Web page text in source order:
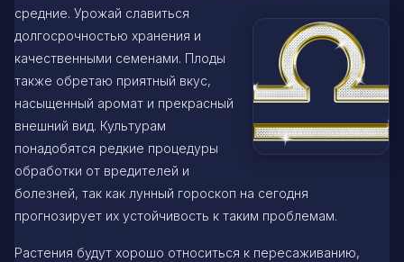
средние. Урожай славиться
долгосрочностью хранения и
качественными семенами. Плоды
также обретаю приятный вкус,
насыщенный аромат и прекрасный
внешний вид. Культурам
понадобятся редкие процедуры
обработки от вредителей и
болезней, так как лунный гороскоп на сегодня
прогнозирует их устойчивость к таким проблемам.
Растения будут хорошо относиться к пересаживанию,